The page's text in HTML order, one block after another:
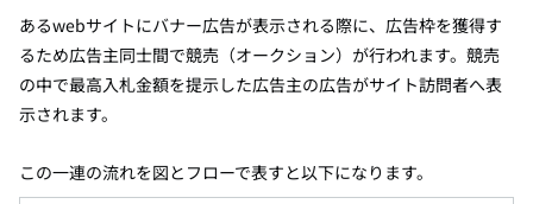
あるwebサイトにバナー広告が表示される際に、広告枠を獲得す
るため広告主同士間で競売（オークション）が行われます。競売
の中で最高入札金額を提示した広告主の広告がサイト訪問者へ表
示されます。
この一連の流れを図とフローで表すと以下になります。